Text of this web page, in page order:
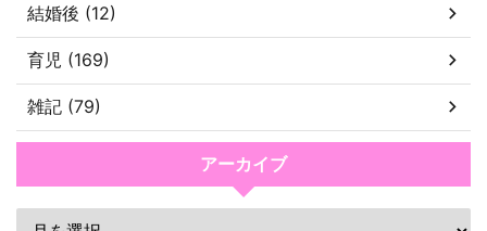
結婚後 (12)
育児 (169)
雑記 (79)
アーカイブ